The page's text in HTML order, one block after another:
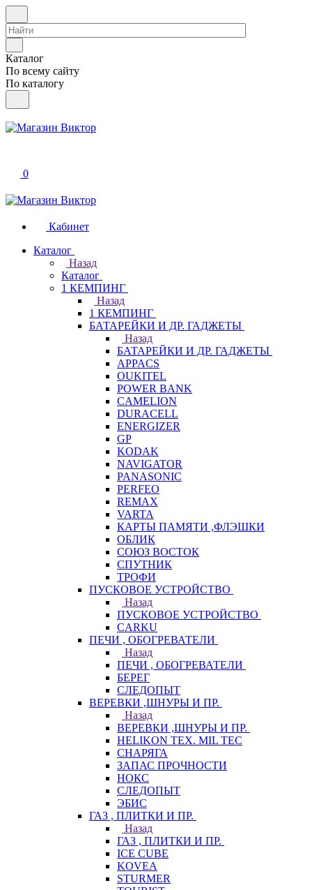
Каталог
По всему сайту
По каталогу
0
Кабинет
Каталог
Назад
Каталог
1 КЕМПИНГ
Назад
1 КЕМПИНГ
БАТАРЕЙКИ И ДР. ГАДЖЕТЫ
Назад
БАТАРЕЙКИ И ДР. ГАДЖЕТЫ
APPACS
OUKITEL
POWER BANK
CAMELION
DURACELL
ENERGIZER
GP
KODAK
NAVIGATOR
PANASONIC
PERFEO
REMAX
VARTA
КАРТЫ ПАМЯТИ ,ФЛЭШКИ
ОБЛИК
СОЮЗ ВОСТОК
СПУТНИК
ТРОФИ
ПУСКОВОЕ УСТРОЙСТВО
Назад
ПУСКОВОЕ УСТРОЙСТВО
CARKU
ПЕЧИ , ОБОГРЕВАТЕЛИ
Назад
ПЕЧИ , ОБОГРЕВАТЕЛИ
БЕРЕГ
СЛЕДОПЫТ
ВЕРЕВКИ ,ШНУРЫ И ПР.
Назад
ВЕРЕВКИ ,ШНУРЫ И ПР.
HELIKON TEX. MIL TEC
СНАРЯГА
ЗАПАС ПРОЧНОСТИ
НОКС
СЛЕДОПЫТ
ЭБИС
ГАЗ , ПЛИТКИ И ПР.
Назад
ГАЗ , ПЛИТКИ И ПР.
ICE CUBE
KOVEA
STURMER